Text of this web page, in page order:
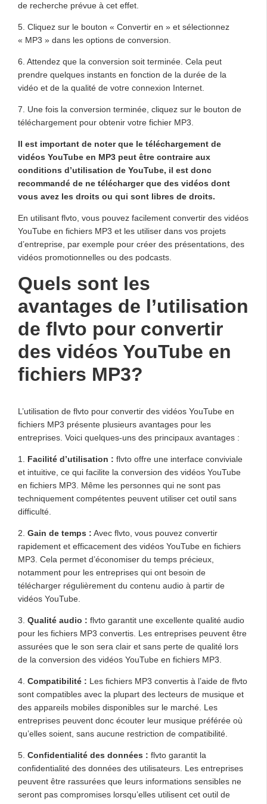
de recherche prévue à cet effet.
5. Cliquez sur le bouton « Convertir en » et sélectionnez
« MP3 » dans les options de conversion.
6. Attendez que la conversion soit terminée. Cela peut
prendre quelques instants en fonction de la durée de la
vidéo et de la qualité de votre connexion Internet.
7. Une fois la conversion terminée, cliquez sur le bouton de
téléchargement pour obtenir votre fichier MP3.
Il est important de noter que le téléchargement de
vidéos YouTube en MP3 peut être contraire aux
conditions d’utilisation de YouTube, il est donc
recommandé de ne télécharger que des vidéos dont
vous avez les droits ou qui sont libres de droits.
En utilisant flvto, vous pouvez facilement convertir des vidéos
YouTube en fichiers MP3 et les utiliser dans vos projets
d’entreprise, par exemple pour créer des présentations, des
vidéos promotionnelles ou des podcasts.
Quels sont les
avantages de l’utilisation
de flvto pour convertir
des vidéos YouTube en
fichiers MP3?
L’utilisation de flvto pour convertir des vidéos YouTube en
fichiers MP3 présente plusieurs avantages pour les
entreprises. Voici quelques-uns des principaux avantages :
1. Facilité d’utilisation : flvto offre une interface conviviale
et intuitive, ce qui facilite la conversion des vidéos YouTube
en fichiers MP3. Même les personnes qui ne sont pas
techniquement compétentes peuvent utiliser cet outil sans
difficulté.
2. Gain de temps : Avec flvto, vous pouvez convertir
rapidement et efficacement des vidéos YouTube en fichiers
MP3. Cela permet d’économiser du temps précieux,
notamment pour les entreprises qui ont besoin de
télécharger régulièrement du contenu audio à partir de
vidéos YouTube.
3. Qualité audio : flvto garantit une excellente qualité audio
pour les fichiers MP3 convertis. Les entreprises peuvent être
assurées que le son sera clair et sans perte de qualité lors
de la conversion des vidéos YouTube en fichiers MP3.
4. Compatibilité : Les fichiers MP3 convertis à l’aide de flvto
sont compatibles avec la plupart des lecteurs de musique et
des appareils mobiles disponibles sur le marché. Les
entreprises peuvent donc écouter leur musique préférée où
qu’elles soient, sans aucune restriction de compatibilité.
5. Confidentialité des données : flvto garantit la
confidentialité des données des utilisateurs. Les entreprises
peuvent être rassurées que leurs informations sensibles ne
seront pas compromises lorsqu’elles utilisent cet outil de